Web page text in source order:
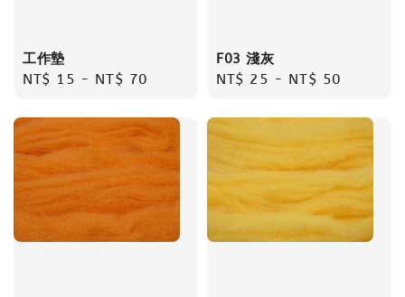
工作墊
Regular
NT$ 15 - NT$ 70
F03 淺灰
Regular
NT$ 25 - NT$ 50